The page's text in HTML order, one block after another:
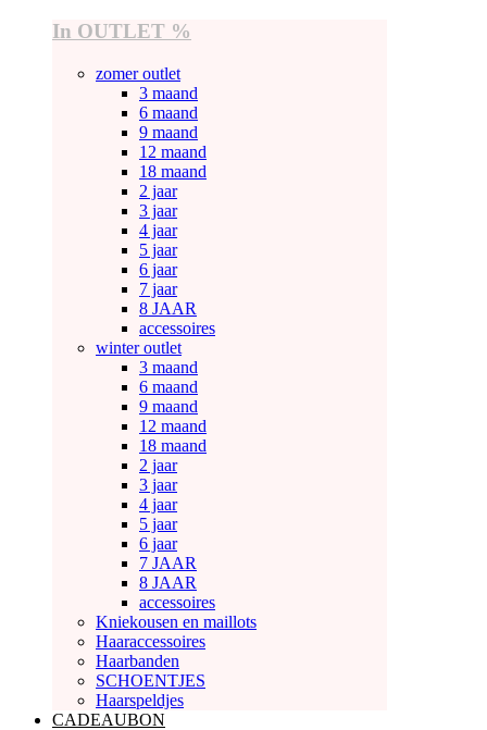
In OUTLET %
zomer outlet
3 maand
6 maand
9 maand
12 maand
18 maand
2 jaar
3 jaar
4 jaar
5 jaar
6 jaar
7 jaar
8 JAAR
accessoires
winter outlet
3 maand
6 maand
9 maand
12 maand
18 maand
2 jaar
3 jaar
4 jaar
5 jaar
6 jaar
7 JAAR
8 JAAR
accessoires
Kniekousen en maillots
Haaraccessoires
Haarbanden
SCHOENTJES
Haarspeldjes
CADEAUBON